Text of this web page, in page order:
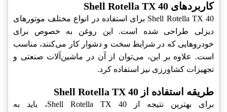
کاربردهای Shell Rotella TX 40
Shell Rotella TX 40 برای استفاده در انواع مختلف موتورهای
دیزلی طراحی شده است. این روغن به خصوص برای
خودروهایی که در شرایط سخت و دشوار کار می‌کنند، مناسب
است. علاوه بر این، می‌توان از آن در ماشین‌آلات صنعتی و
تجهیزات کشاورزی نیز استفاده کرد.
طریقه استفاده از Shell Rotella TX 40
برای بهترین نتیجه از Shell Rotella TX 40، باید به